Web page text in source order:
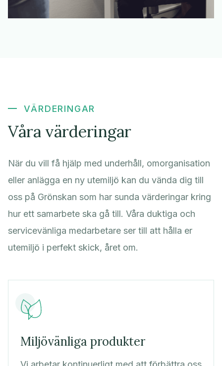
VÄRDERINGAR
Våra värderingar
När du vill få hjälp med underhåll, omorganisation
eller anlägga en ny utemiljö kan du vända dig till
oss på Grönskan som har sunda värderingar kring
hur ett samarbete ska gå till. Våra duktiga och
servicevänliga medarbetare ser till att hålla er
utemiljö i perfekt skick, året om.
Miljövänliga produkter